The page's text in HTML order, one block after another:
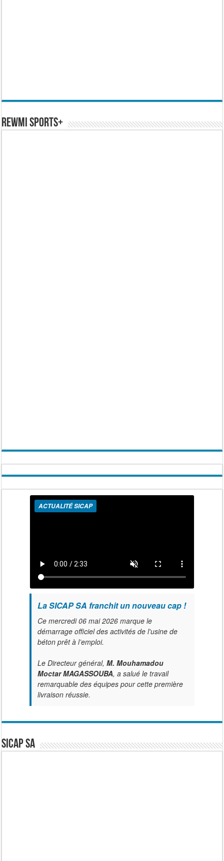
REWMI SPORTS+
ACTUALITÉ SICAP
La SICAP SA franchit un nouveau cap !
Ce mercredi 06 mai 2026 marque le
démarrage officiel des activités de l'usine de
béton prêt à l’emploi.
Le Directeur général, M. Mouhamadou
Moctar MAGASSOUBA, a salué le travail
remarquable des équipes pour cette première
livraison réussie.
SICAP SA